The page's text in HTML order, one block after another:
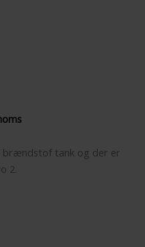
brændstof tank og der er
2.